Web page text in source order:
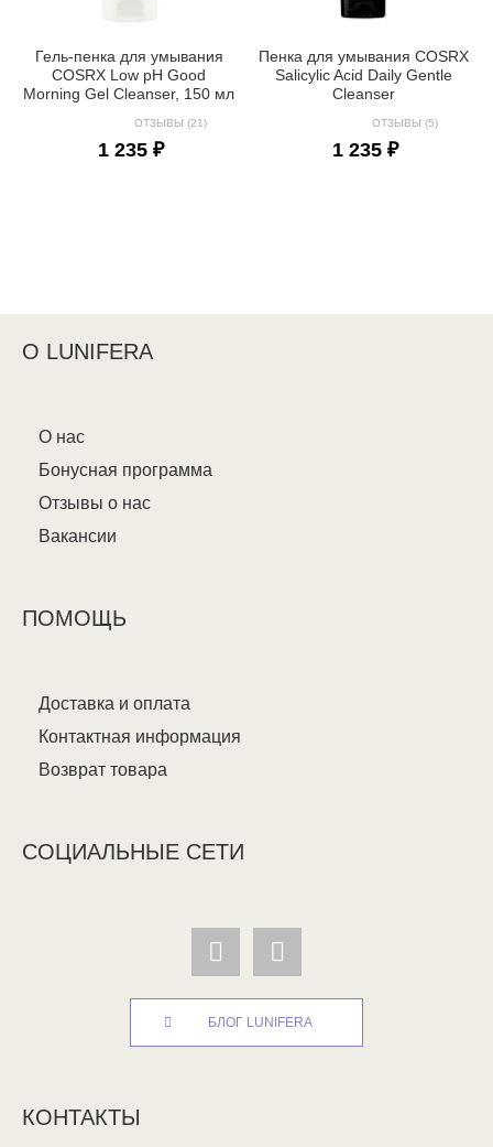
Гель-пенка для умывания
COSRX Low pH Good
Morning Gel Cleanser, 150 мл
ОТЗЫВЫ (21)
1 235 ₽
Пенка для умывания COSRX
Salicylic Acid Daily Gentle
Cleanser
ОТЗЫВЫ (5)
1 235 ₽
О LUNIFERA
О нас
Бонусная программа
Отзывы о нас
Вакансии
ПОМОЩЬ
Доставка и оплата
Контактная информация
Возврат товара
СОЦИАЛЬНЫЕ СЕТИ
БЛОГ LUNIFERA
КОНТАКТЫ